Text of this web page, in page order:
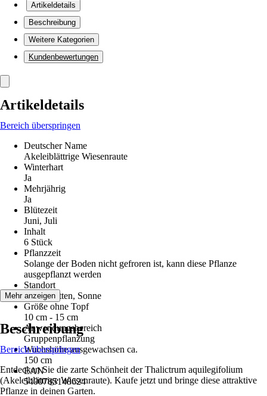
Artikeldetails
Beschreibung
Weitere Kategorien
Kundenbewertungen
Artikeldetails
Bereich überspringen
Deutscher Name
Akeleiblättrige Wiesenraute
Winterhart
Ja
Mehrjährig
Ja
Blütezeit
Juni, Juli
Inhalt
6 Stück
Pflanzzeit
Solange der Boden nicht gefroren ist, kann diese Pflanze
ausgepflanzt werden
Standort
Halbschatten, Sonne
Größe ohne Topf
10 cm - 15 cm
Anwendungsbereich
Gruppenpflanzung
Wuchshöhe ausgewachsen ca.
150 cm
EAN
5400785148624
Mehr anzeigen
Beschreibung
Bereich überspringen
Entdecken Sie die zarte Schönheit der Thalictrum aquilegifolium
(Akeleiblättrige Wiesenraute). Kaufe jetzt und bringe diese attraktive
Pflanze in deinen Garten.